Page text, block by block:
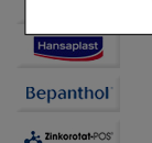
auch auf Ihre